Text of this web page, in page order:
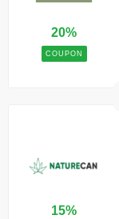
20%
COUPON
15%